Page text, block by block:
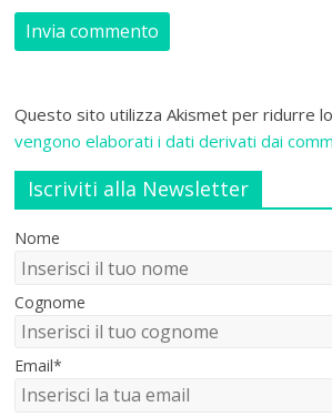
Questo sito utilizza Akismet per ridurre
vengono elaborati i dati derivati dai
Iscriviti alla Newsletter
Nome
Cognome
Email*